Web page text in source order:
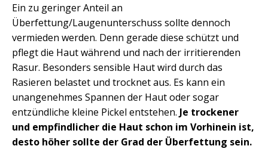
Ein zu geringer Anteil an
Überfettung/Laugenunterschuss sollte dennoch
vermieden werden. Denn gerade diese schützt und
pflegt die Haut während und nach der irritierenden
Rasur. Besonders sensible Haut wird durch das
Rasieren belastet und trocknet aus. Es kann ein
unangenehmes Spannen der Haut oder sogar
entzündliche kleine Pickel entstehen. Je trockener
und empfindlicher die Haut schon im Vorhinein ist,
desto höher sollte der Grad der Überfettung sein.